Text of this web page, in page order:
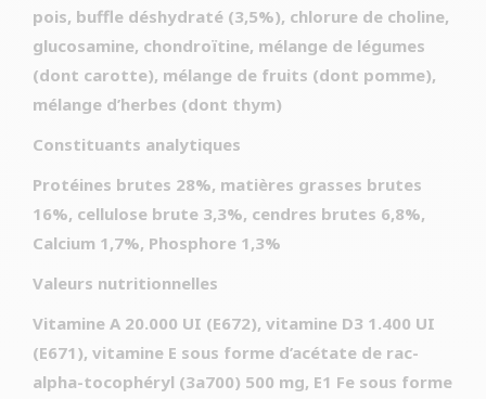
pois, buffle déshydraté (3,5%), chlorure de choline,
glucosamine, chondroïtine, mélange de légumes
(dont carotte), mélange de fruits (dont pomme),
mélange d’herbes (dont thym)
Constituants analytiques
Protéines brutes 28%, matières grasses brutes
16%, cellulose brute 3,3%, cendres brutes 6,8%,
Calcium 1,7%, Phosphore 1,3%
Valeurs nutritionnelles
Vitamine A 20.000 UI (E672), vitamine D3 1.400 UI
(E671), vitamine E sous forme d’acétate de rac-
alpha-tocophéryl (3a700) 500 mg, E1 Fe sous forme